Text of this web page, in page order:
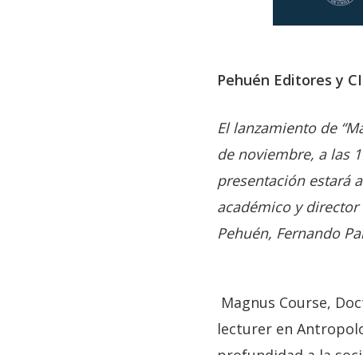
Pehuén Editores y
El lanzamiento de
de noviembre, a las
presentación estará
académico y
Pehuén, Fernando
Magnus Course,
lecturer en